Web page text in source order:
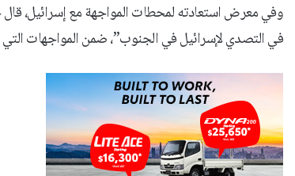
وفي معرض استعادته لمحطات المواجهة مع إسرائيل،
في التصدي لإسرائيل في الجنوب”، ضمن المواجهات التي